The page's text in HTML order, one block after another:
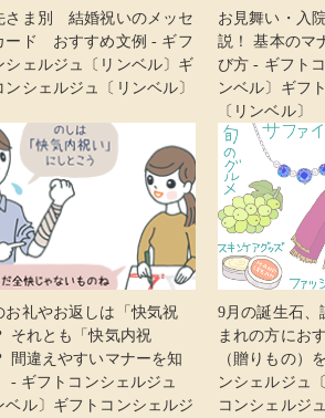
さま別 結婚祝いのメッセ
ード おすすめ文例 - ギフ
シェルジュ〔リンベル〕ギ
ンシェルジュ〔リンベル〕
お見舞い・入
説！ 基本のマ
び方 - ギフト
ンベル〕ギフ
〔リンベル〕
お礼やお返しは「快気祝
それとも「快気内祝
間違えやすいマナーを知
- ギフトコンシェルジュ
ベル〕ギフトコンシェルジ
9月の誕生石、
まれの方にお
（贈りもの）
ンシェルジュ
コンシェルジ